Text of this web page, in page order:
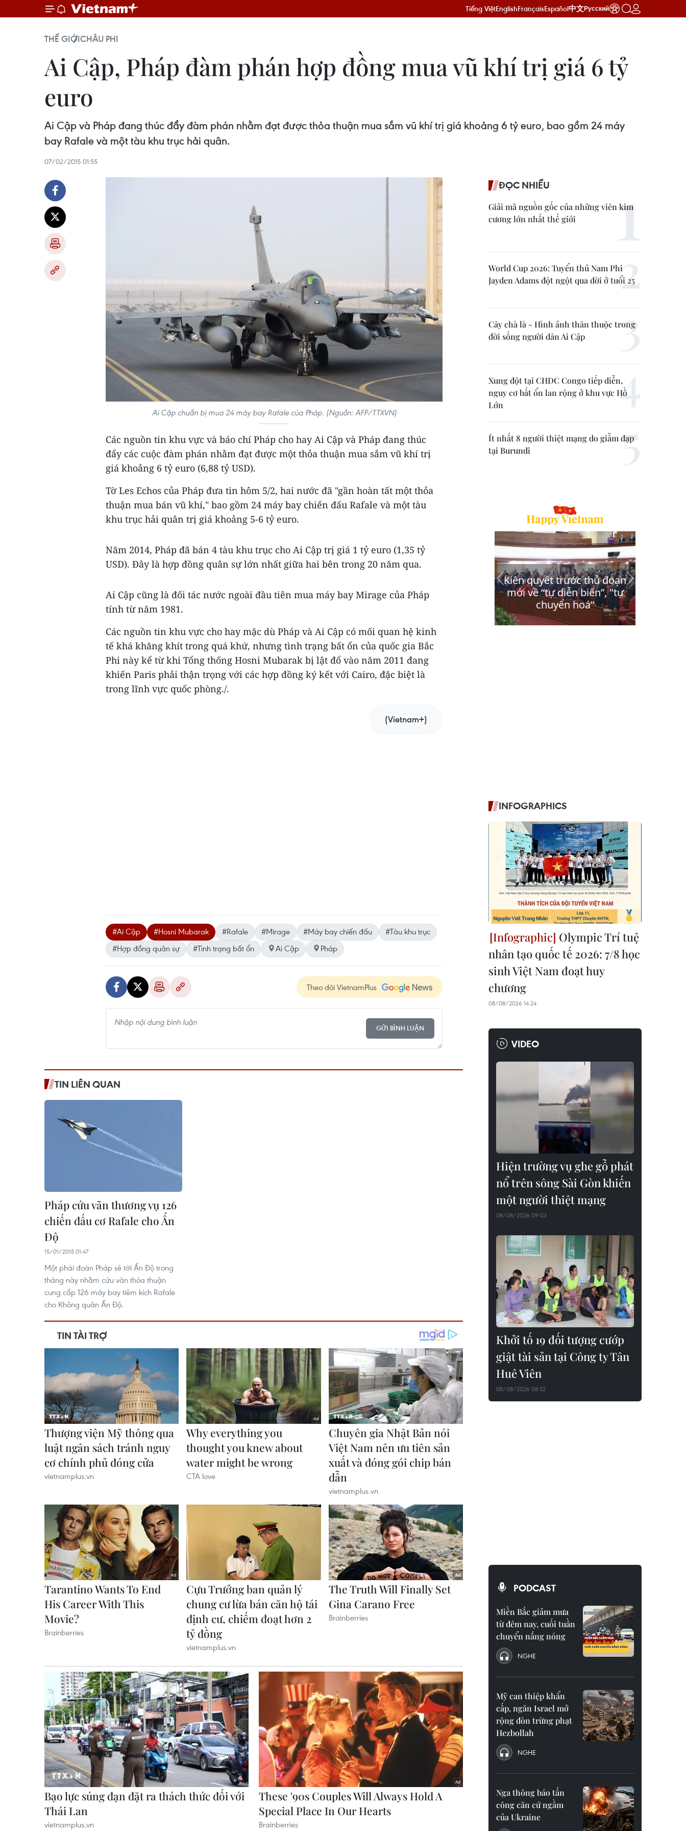
Tiếng ViệtEnglishFrançaisEspañol中文Русский
THẾ GIỚICHÂU PHI
Ai Cập, Pháp đàm phán hợp đồng mua vũ khí trị giá 6 tỷ
euro
Ai Cập và Pháp đang thúc đẩy đàm phán nhằm đạt được thỏa thuận mua sắm vũ khí trị giá khoảng 6 tỷ euro, bao gồm 24 máy
bay Rafale và một tàu khu trục hải quân.
07/02/2015 01:55
Ai Cập chuẩn bị mua 24 máy bay Rafale của Pháp. (Nguồn: AFP/TTXVN)
Các nguồn tin khu vực và báo chí Pháp cho hay Ai Cập và Pháp đang thúc
đẩy các cuộc đàm phán nhằm đạt được một thỏa thuận mua sắm vũ khí trị
giá khoảng 6 tỷ euro (6,88 tỷ USD).
Tờ Les Echos của Pháp đưa tin hôm 5/2, hai nước đã "gần hoàn tất một thỏa
thuận mua bán vũ khí," bao gồm 24 máy bay chiến đấu Rafale và một tàu
khu trục hải quân trị giá khoảng 5-6 tỷ euro.
Năm 2014, Pháp đã bán 4 tàu khu trục cho Ai Cập trị giá 1 tỷ euro (1,35 tỷ
USD). Đây là hợp đồng quân sự lớn nhất giữa hai bên trong 20 năm qua.
Ai Cập cũng là đối tác nước ngoài đầu tiên mua máy bay Mirage của Pháp
tính từ năm 1981.
Các nguồn tin khu vực cho hay mặc dù Pháp và Ai Cập có mối quan hệ kinh
tế khá khăng khít trong quá khứ, nhưng tình trạng bất ổn của quốc gia Bắc
Phi này kể từ khi Tổng thống Hosni Mubarak bị lật đổ vào năm 2011 đang
khiến Paris phải thận trọng với các hợp đồng ký kết với Cairo, đặc biệt là
trong lĩnh vực quốc phòng./.
(Vietnam+)
#Ai Cập #Hosni Mubarak #Rafale #Mirage #Máy bay chiến đấu
#Tàu khu trục
#Hợp đồng quân sự
#Tình trạng bất ổn Ai Cập Pháp
Theo dõi VietnamPlus
GỬI BÌNH LUẬN
TIN LIÊN QUAN
Pháp cứu vãn thương vụ 126
chiến đấu cơ Rafale cho Ấn
Độ
15/01/2015 01:47
Một phái đoàn Pháp sẽ tới Ấn Độ trong
tháng này nhằm cứu vãn thỏa thuận
cung cấp 126 máy bay tiêm kích Rafale
cho Không quân Ấn Độ.
ĐỌC NHIỀU
Giải mã nguồn gốc của những viên kim
cương lớn nhất thế giới
World Cup 2026: Tuyển thủ Nam Phi
Jayden Adams đột ngột qua đời ở tuổi 25
Cây chà là - Hình ảnh thân thuộc trong
đời sống người dân Ai Cập
Xung đột tại CHDC Congo tiếp diễn,
nguy cơ bất ổn lan rộng ở khu vực Hồ
Lớn
Ít nhất 8 người thiệt mạng do giẫm đạp
tại Burundi
INFOGRAPHICS
Olympic Trí tuệ
nhân tạo quốc tế 2026: 7/8 học
sinh Việt Nam đoạt huy
chương
08/08/2026 14:24
VIDEO
Hiện trường vụ ghe gỗ phát
nổ trên sông Sài Gòn khiến
một người thiệt mạng
08/08/2026 09:03
Khởi tố 19 đối tượng cướp
giật tài sản tại Công ty Tân
Huê Viên
08/08/2026 08:52
PODCAST
Miền Bắc giảm mưa
từ đêm nay, cuối tuần
chuyển nắng nóng
NGHE
Mỹ can thiệp khẩn
cấp, ngăn Israel mở
rộng đòn trừng phạt
Hezbollah
NGHE
Nga thông báo tấn
công căn cứ ngầm
của Ukraine